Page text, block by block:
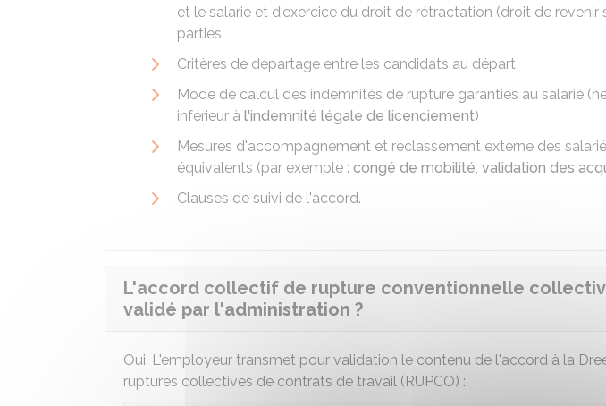
et le salarié et d'exercice du droit de rétractation (droit de revenir
parties
Critères de départage entre les candidats au départ
Mode de calcul des indemnités de rupture garanties au salarié
inférieur à l'indemnité légale de licenciement)
Mesures d'accompagnement et reclassement externe des
équivalents (par exemple : congé de mobilité, validation des
Clauses de suivi de l'accord.
L'accord collectif de rupture conventionnelle
validé par l'administration ?
Oui. L'employeur transmet pour validation le contenu de l'accord à la
ruptures collectives de contrats de travail (RUPCO) :